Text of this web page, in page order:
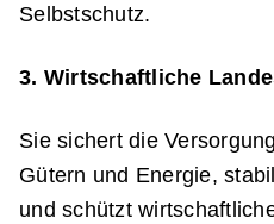
Selbstschutz.
3. Wirtschaftliche
Sie sichert die
Gütern und Energie,
und schützt